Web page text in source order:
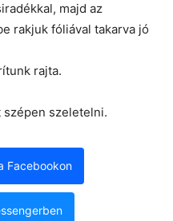
majd az
rakjuk fóliával takarva jó
rajta.
szeletelni.
Facebookon